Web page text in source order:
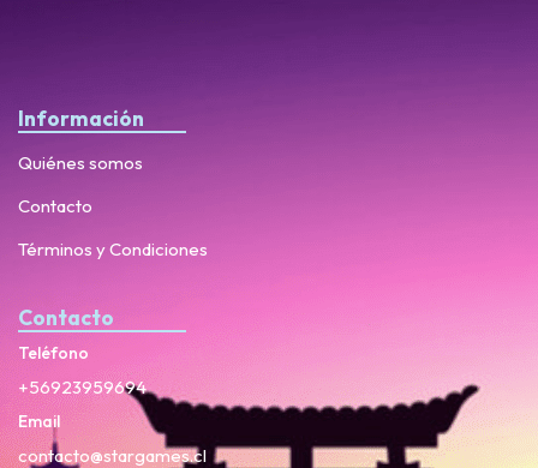
Información
Quiénes somos
Contacto
Términos y Condiciones
Contacto
Teléfono
+56923959694
Email
contacto@stargames.cl